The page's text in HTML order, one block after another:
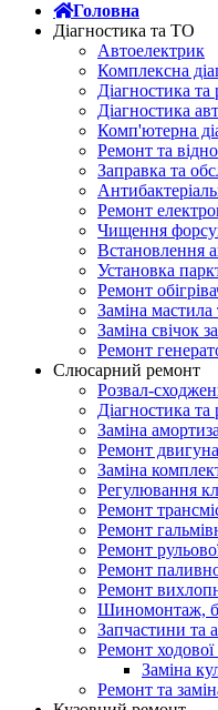
Головна
Діагностика та ТО
Автоелектрик
Комплексна
Діагностика та
Діагностика
Комп'ютерна
Ремонт та
Заправка та
Ремонт
Чищення
Встановлення
Установка
Ремонт
Заміна мастила
Заміна свічок
Ремонт
Слюсарний ремонт
Розвал-
Діагностика та
Заміна
Ремонт двигуна
Заміна
Регулювання
Ремонт
Ремонт
Ремонт
Ремонт
Ремонт
Шиномонтаж,
Запчастини та
Ремонт
Заміна
Ремонт та